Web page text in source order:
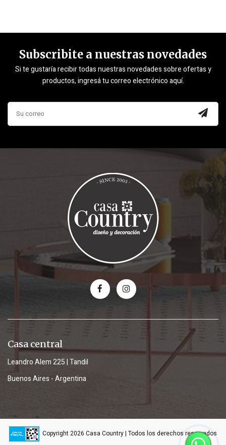
Subscribite a nuestras novedades
Si te gustaría recibir todas nuestras novedades sobre ofertas y
productos, ingresá tu correo electrónico aquí.
Casa central
Leandro Alem 225 | Tandil
Buenos Aires - Argentina
Copyright 2026 Casa Country | Todos los derechos reservados